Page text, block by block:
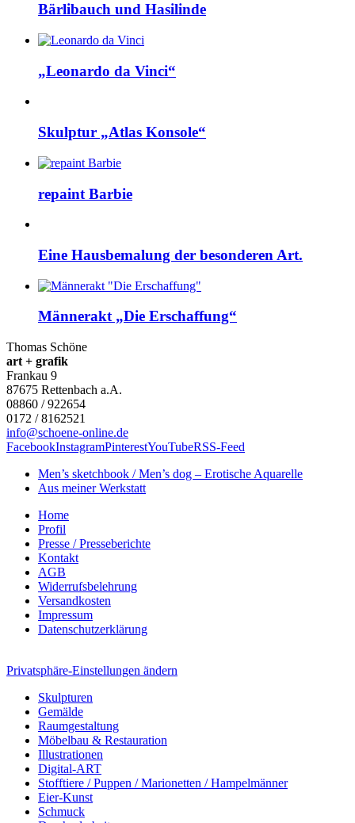
Bärlibauch und Hasilinde
„Leonardo da Vinci“
Skulptur „Atlas Konsole“
repaint Barbie
Eine Hausbemalung der besonderen Art.
Männerakt „Die Erschaffung“
Thomas Schöne
art + grafik
Frankau 9
87675 Rettenbach a.A.
08860 / 922654
0172 / 8162521
info@schoene-online.de
FacebookInstagramPinterestYouTubeRSS-Feed
Men’s sketchbook / Men’s dog – Erotische Aquarelle
Aus meiner Werkstatt
Home
Profil
Presse / Presseberichte
Kontakt
AGB
Widerrufsbelehrung
Versandkosten
Impressum
Datenschutzerklärung
Privatsphäre-Einstellungen ändern
Skulpturen
Gemälde
Raumgestaltung
Möbelbau & Restauration
Illustrationen
Digital-ART
Stofftiere / Puppen / Marionetten / Hampelmänner
Eier-Kunst
Schmuck